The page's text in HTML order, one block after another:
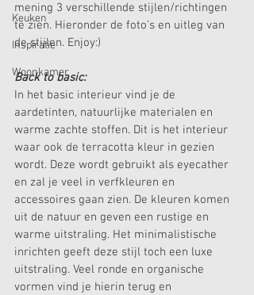
Keuken
Inspiratie
Woonkamer
mening 3 verschillende stijlen/richtingen
te zien. Hieronder de foto's en uitleg van
de stijlen. Enjoy:)
Back to basic:
In het basic interieur vind je de
aardetinten, natuurlijke materialen en
warme zachte stoffen. Dit is het interieur
waar ook de terracotta kleur in gezien
wordt. Deze wordt gebruikt als eyecather
en zal je veel in verfkleuren en
accessoires gaan zien. De kleuren komen
uit de natuur en geven een rustige en
warme uitstraling. Het minimalistische
inrichten geeft deze stijl toch een luxe
uitstraling. Veel ronde en organische
vormen vind je hierin terug en